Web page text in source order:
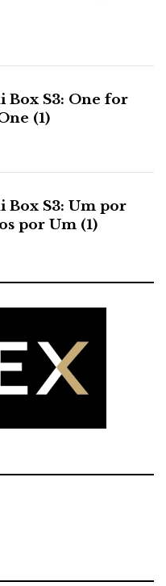
Box S3: One for
(1)
Box S3: Um por
por Um (1)